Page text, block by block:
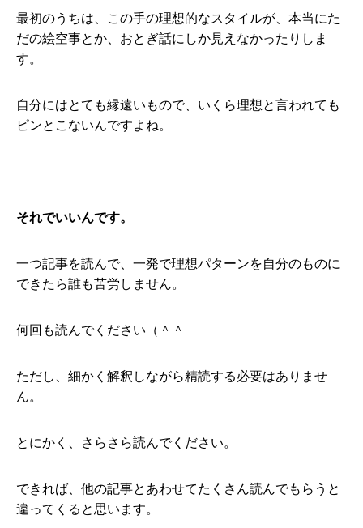
最初のうちは、この手の理想的なスタイルが、本当にた
だの絵空事とか、おとぎ話にしか見えなかったりしま
す。
自分にはとても縁遠いもので、いくら理想と言われても
ピンとこないんですよね。
それでいいんです。
一つ記事を読んで、一発で理想パターンを自分のものに
できたら誰も苦労しません。
何回も読んでください（＾＾
ただし、細かく解釈しながら精読する必要はありませ
ん。
とにかく、さらさら読んでください。
できれば、他の記事とあわせてたくさん読んでもらうと
違ってくると思います。